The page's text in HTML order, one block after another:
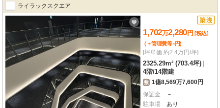
ライラックスクエア
1,702万2,280円 [税込]
(＋管理費等-円)
[坪単価 約2.4万円/坪]
2325.29m² (703.4坪)
4階/14階建
敷 1億8,569万7,600円
保証金
－
駐車場
あり